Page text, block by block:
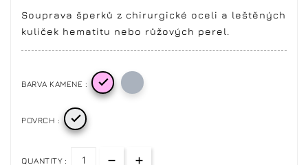
Souprava šperků z chirurgické oceli a leštěných
kuliček hematitu nebo růžových perel.
BARVA KAMENE : 
POVRCH : 
QUANTITY :